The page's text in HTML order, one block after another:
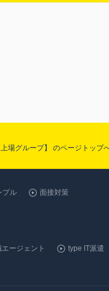
場グループ】 のページトップ
プル
面接対策
ージェント
type IT派遣